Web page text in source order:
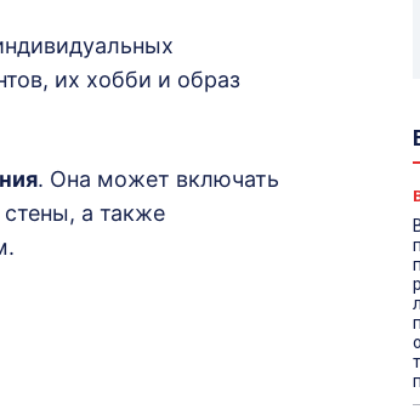
их хобби и образ
. Она может включать
а также